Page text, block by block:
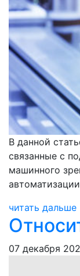
В данной
связанные с
машинного
читать дальше
07 декабря